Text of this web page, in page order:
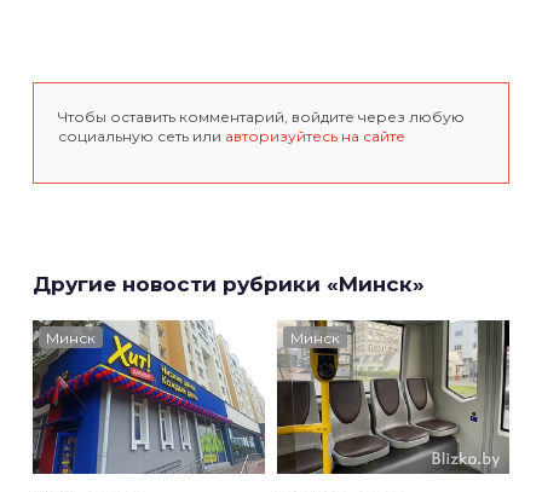
Чтобы оставить комментарий, войдите через любую
социальную сеть или авторизуйтесь на сайте
Другие новости рубрики «Минск»
Минск Минск